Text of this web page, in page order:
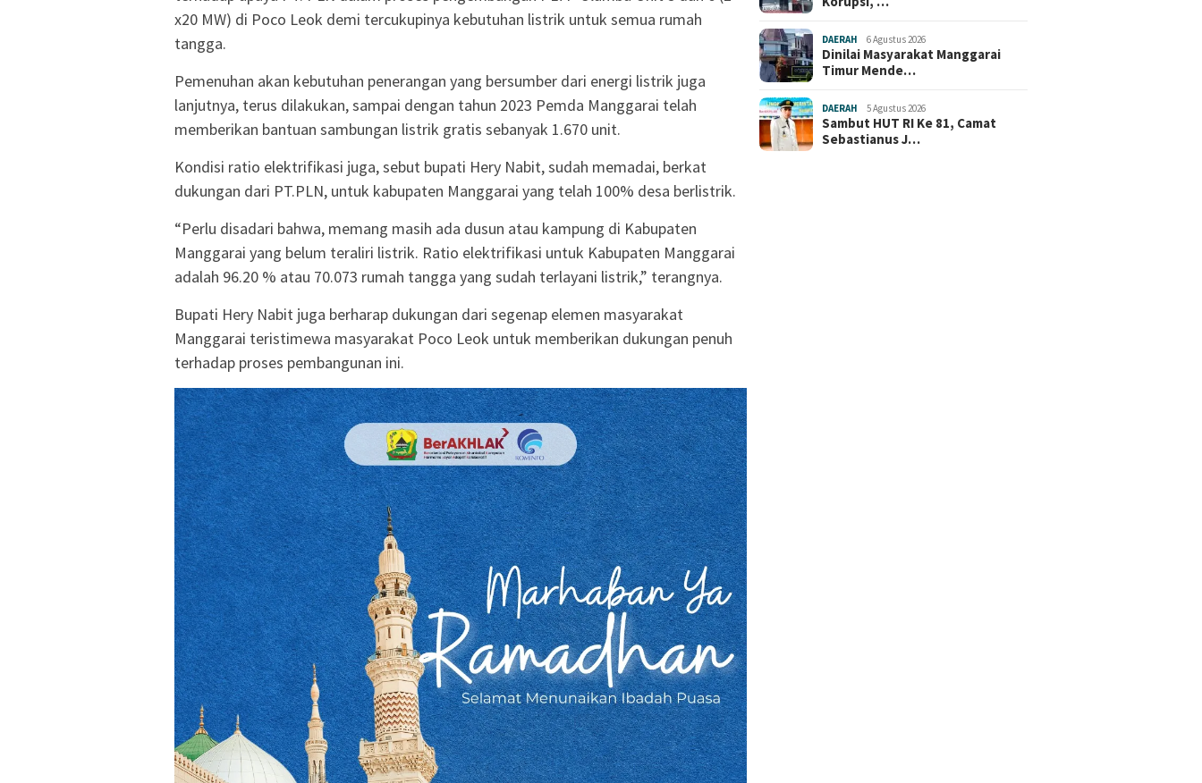
x20 MW) di Poco Leok demi tercukupinya kebutuhan listrik untuk semua rumah
tangga.
Pemenuhan akan kebutuhan penerangan yang bersumber dari energi listrik juga
lanjutnya, terus dilakukan, sampai dengan tahun 2023 Pemda Manggarai telah
memberikan bantuan sambungan listrik gratis sebanyak 1.670 unit.
Kondisi ratio elektrifikasi juga, sebut bupati Hery Nabit, sudah memadai, berkat
dukungan dari PT.PLN, untuk kabupaten Manggarai yang telah 100% desa berlistrik.
“Perlu disadari bahwa, memang masih ada dusun atau kampung di Kabupaten
Manggarai yang belum teraliri listrik. Ratio elektrifikasi untuk Kabupaten Manggarai
adalah 96.20 % atau 70.073 rumah tangga yang sudah terlayani listrik,” terangnya.
Bupati Hery Nabit juga berharap dukungan dari segenap elemen masyarakat
Manggarai teristimewa masyarakat Poco Leok untuk memberikan dukungan penuh
terhadap proses pembangunan ini.
DAERAH 6 Agustus 2026
Dinilai Masyarakat Manggarai
Timur Mende…
DAERAH 5 Agustus 2026
Sambut HUT RI Ke 81, Camat
Sebastianus J…